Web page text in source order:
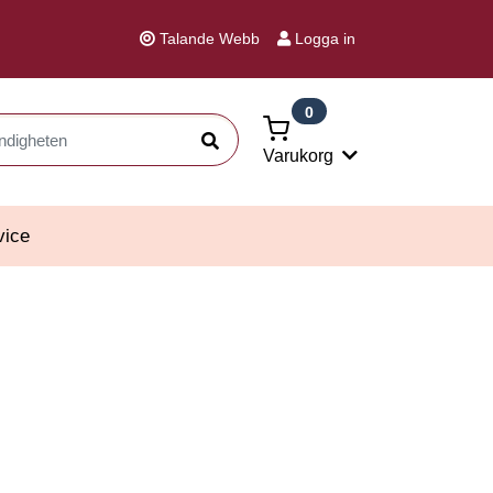
Talande Webb Logga in
Sök
Varukorg
0